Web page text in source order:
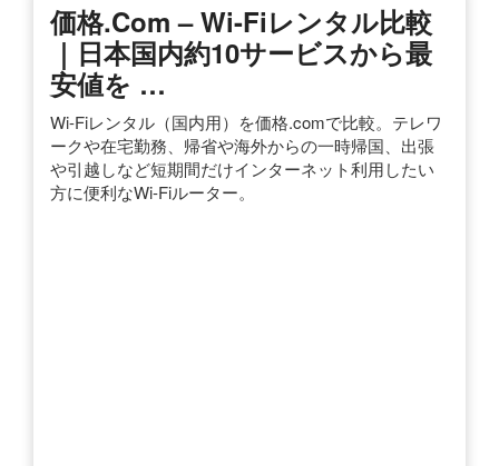
価格.com – Wi-Fiレンタル比較
｜日本国内約10サービスから最
安値を …
Wi-Fiレンタル（国内用）を価格.comで比較。テレワ
ークや在宅勤務、帰省や海外からの一時帰国、出張
や引越しなど短期間だけインターネット利用したい
方に便利なWi-Fiルーター。